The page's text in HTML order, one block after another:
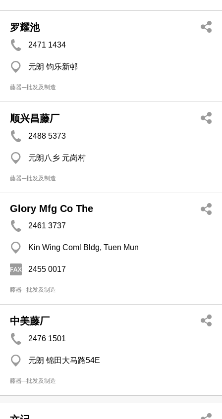
罗耀池
2471 1434
元朗 钧乐新邨
藤器─批发及制造
顺兴昌藤厂
2488 5373
元朗八乡 元岗村
藤器─批发及制造
Glory Mfg Co The
2461 3737
Kin Wing Coml Bldg, Tuen Mun
2455 0017
藤器─批发及制造
中美藤厂
2476 1501
元朗 锦田大马路54E
藤器─批发及制造